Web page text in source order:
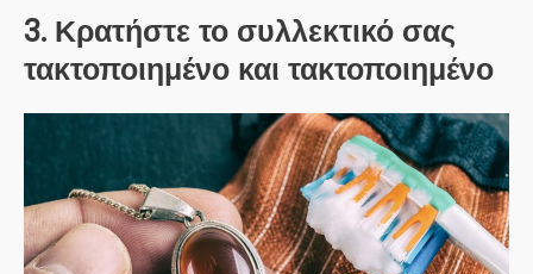
3. Κρατήστε το συλλεκτικό σας
τακτοποιημένο και τακτοποιημένο